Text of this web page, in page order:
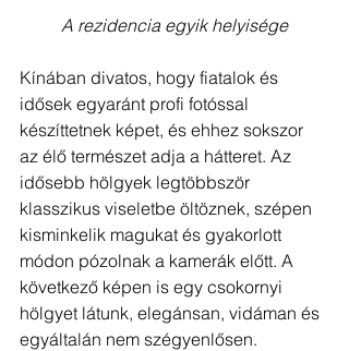
A rezidencia egyik helyisége
Kínában divatos, hogy fiatalok és
idősek egyaránt profi fotóssal
készíttetnek képet, és ehhez sokszor
az élő természet adja a hátteret. Az
idősebb hölgyek legtöbbször
klasszikus viseletbe öltöznek, szépen
kisminkelik magukat és gyakorlott
módon pózolnak a kamerák előtt. A
következő képen is egy csokornyi
hölgyet látunk, elegánsan, vidáman és
egyáltalán nem szégyenlősen.